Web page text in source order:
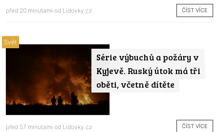
před 20 minutami od Lidovky.cz ČÍST VÍCE
Série výbuchů a požáry v
Kyjevě. Ruský útok má tři
oběti, včetně dítěte
Svět
před 57 minutami od Lidovky.cz ČÍST VÍCE